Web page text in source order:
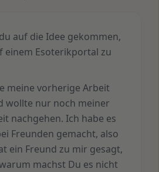
auf die Idee gekommen,
einem Esoterikportal zu
meine vorherige Arbeit
wollte nur noch meiner
nachgehen. Ich habe es
Freunden gemacht, also
ein Freund zu mir gesagt,
machst Du es nicht